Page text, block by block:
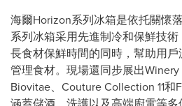
海爾Horizon系列冰箱是依托關懷
系列冰箱采用先進制冷和保鮮技
長食材保鮮時間的同時，幫助用
管理食材。現場還同步展出Winery
Biovitae、Couture Collection 11和